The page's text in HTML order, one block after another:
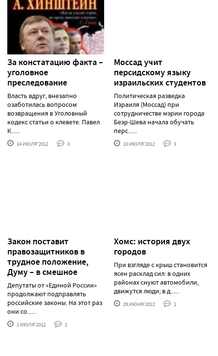
За констатацию факта –
уголовное
преследование
Власть вдруг, внезапно
озаботилась вопросом
возвращения в Уголовный
кодекс статьи о клевете. Павел
К......
14 ИЮЛЯ'2012 3
Моссад учит
персидскому языку
израильских студентов
Политическая разведка
Израиля (Моссад) при
сотрудничестве мэрии города
Беэр-Шева начала обучать
перс......
10 ИЮЛЯ'2012 3
Закон поставит
правозащитников в
трудное положение,
Думу – в смешное
Депутаты от «Единой России»
продолжают подправлять
российские законы. На этот раз
они со......
1 ИЮЛЯ'2012 2
Хомс: история двух
городов
При взгляде с крыш становится
ясен расклад сил: в одних
районах снуют автомобили,
движутся люди; в д......
26 ИЮНЯ'2012 1